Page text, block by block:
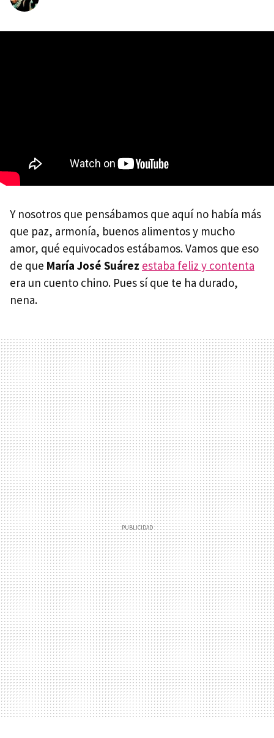
Y nosotros que pensábamos que aquí no había más
que paz, armonía, buenos alimentos y mucho
amor, qué equivocados estábamos. Vamos que eso
de que María José Suárez estaba feliz y contenta
era un cuento chino. Pues sí que te ha durado,
nena.